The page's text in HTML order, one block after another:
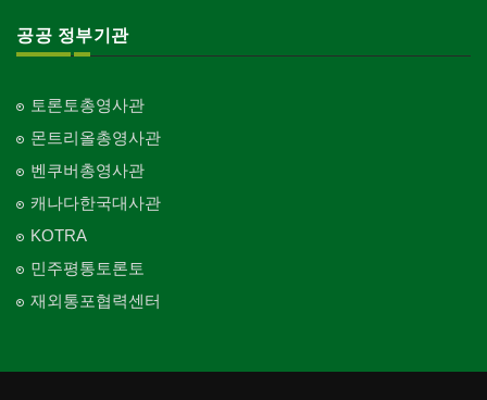
공공 정부기관
토론토총영사관
몬트리올총영사관
벤쿠버총영사관
캐나다한국대사관
KOTRA
민주평통토론토
재외통포협력센터